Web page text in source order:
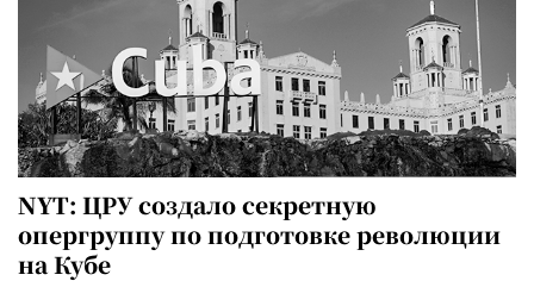
NYT: ЦРУ создало секретную
опергруппу по подготовке революции
на Кубе